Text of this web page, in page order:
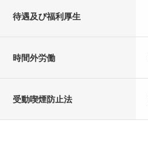
待遇及び福利厚生
時間外労働
受動喫煙防止法